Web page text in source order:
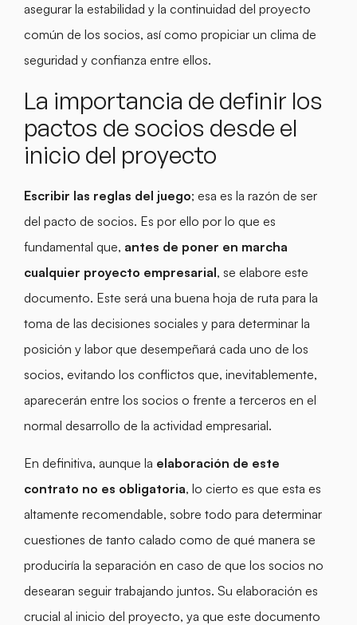
asegurar la estabilidad y la continuidad del proyecto
común de los socios, así como propiciar un clima de
seguridad y confianza entre ellos.
La importancia de definir los
pactos de socios desde el
inicio del proyecto
Escribir las reglas del juego; esa es la razón de ser
del pacto de socios. Es por ello por lo que es
fundamental que, antes de poner en marcha
cualquier proyecto empresarial, se elabore este
documento. Este será una buena hoja de ruta para la
toma de las decisiones sociales y para determinar la
posición y labor que desempeñará cada uno de los
socios, evitando los conflictos que, inevitablemente,
aparecerán entre los socios o frente a terceros en el
normal desarrollo de la actividad empresarial.
En definitiva, aunque la elaboración de este
contrato no es obligatoria, lo cierto es que esta es
altamente recomendable, sobre todo para determinar
cuestiones de tanto calado como de qué manera se
produciría la separación en caso de que los socios no
desearan seguir trabajando juntos. Su elaboración es
crucial al inicio del proyecto, ya que este documento